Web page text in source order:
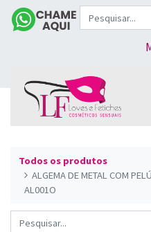
Todos os produtos
ALGEMA DE METAL COM
AL001O